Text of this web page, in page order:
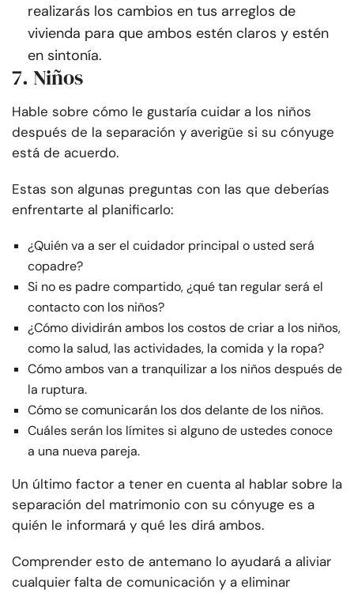
realizarás los cambios en tus arreglos de
vivienda para que ambos estén claros y estén
en sintonía.
7. Niños
Hable sobre cómo le gustaría cuidar a los niños
después de la separación y averigüe si su cónyuge
está de acuerdo.
Estas son algunas preguntas con las que deberías
enfrentarte al planificarlo:
¿Quién va a ser el cuidador principal o usted será
copadre?
Si no es padre compartido, ¿qué tan regular será el
contacto con los niños?
¿Cómo dividirán ambos los costos de criar a los niños,
como la salud, las actividades, la comida y la ropa?
Cómo ambos van a tranquilizar a los niños después de
la ruptura.
Cómo se comunicarán los dos delante de los niños.
Cuáles serán los límites si alguno de ustedes conoce
a una nueva pareja.
Un último factor a tener en cuenta al hablar sobre la
separación del matrimonio con su cónyuge es a
quién le informará y qué les dirá ambos.
Comprender esto de antemano lo ayudará a aliviar
cualquier falta de comunicación y a eliminar